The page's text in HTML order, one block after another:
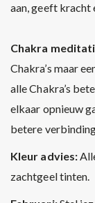
aan, geeft
Chakra
Chakra’s maar
alle Chakra’s
elkaar opnieuw
betere
Kleur advies:
zachtgeel tinten.